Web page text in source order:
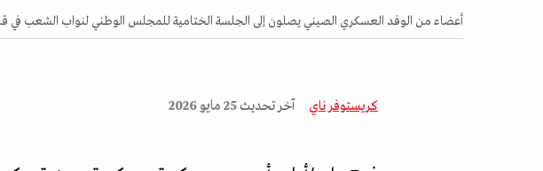
أعضاء من الوفد العسكري الصيني يصلون إلى الجلسة الختامية للمجلس الوطني لنواب الشعب في قاعة الشعب
كريستوفر ناي آخر تحديث 25 مايو 2026